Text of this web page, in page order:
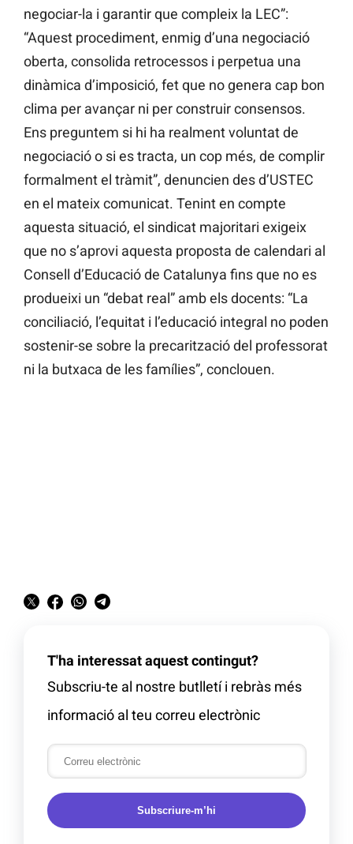
negociar-la i garantir que compleix la LEC”:
“Aquest procediment, enmig d’una negociació
oberta, consolida retrocessos i perpetua una
dinàmica d’imposició, fet que no genera cap bon
clima per avançar ni per construir consensos.
Ens preguntem si hi ha realment voluntat de
negociació o si es tracta, un cop més, de complir
formalment el tràmit”, denuncien des d’USTEC
en el mateix comunicat. Tenint en compte
aquesta situació, el sindicat majoritari exigeix
que no s’aprovi aquesta proposta de calendari al
Consell d’Educació de Catalunya fins que no es
produeixi un “debat real” amb els docents: “La
conciliació, l’equitat i l’educació integral no poden
sostenir-se sobre la precarització del professorat
ni la butxaca de les famílies”, conclouen.
T'ha interessat aquest contingut?
Subscriu-te al nostre butlletí i rebràs més
informació al teu correu electrònic
Subscriure-m’hi